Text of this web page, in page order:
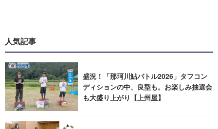
人気記事
盛況！「那珂川鮎バトル2026」タフコン
ディションの中、良型も。お楽しみ抽選会
も大盛り上がり【上州屋】